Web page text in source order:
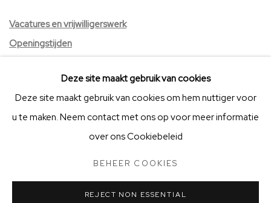
Vacaturesen vrijwilligerswerk
Openingstijden
Deze site maakt gebruik van cookies
Deze site maakt gebruik van cookies om hem nuttiger voor
u te maken. Neem contact met ons op voor meer informatie
over ons Cookiebeleid
BEHEER COOKIES
REJECT NON ESSENTIAL